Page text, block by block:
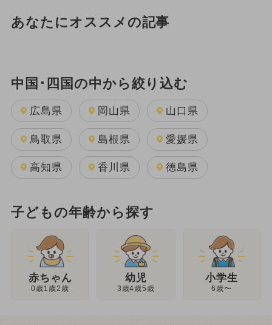
あなたにオススメの記事
中国･四国の中から絞り込む
広島県 岡山県 山口県
鳥取県 島根県 愛媛県
高知県 香川県 徳島県
子どもの年齢から探す
赤ちゃん
0歳1歳2歳
幼児
3歳4歳5歳
小学生
6歳〜